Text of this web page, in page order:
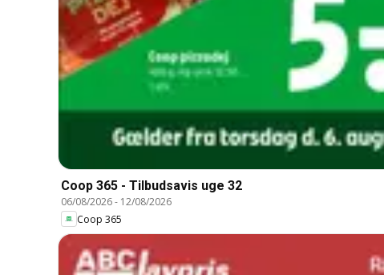
Coop 365 - Tilbudsavis uge 32
06/08/2026- 12/08/2026
Coop 365